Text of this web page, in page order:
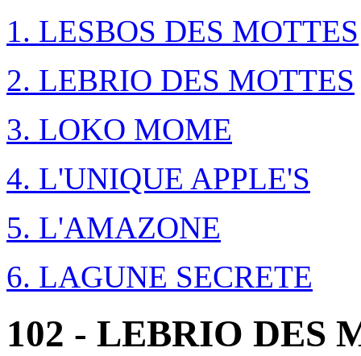
1. LESBOS DES MOTTES
2. LEBRIO DES MOTTES
3. LOKO MOME
4. L'UNIQUE APPLE'S
5. L'AMAZONE
6. LAGUNE SECRETE
102 - LEBRIO DES